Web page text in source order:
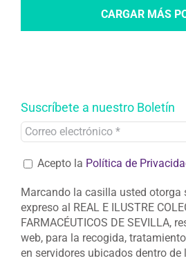
CARGAR MÁS
Suscríbete a nuestro Boletín
Acepto la Política de
Marcando la casilla usted otorga
expreso al REAL E ILUSTRE
FARMACÉUTICOS DE SEVILLA,
web, para la recogida,
en servidores ubicados dentro de